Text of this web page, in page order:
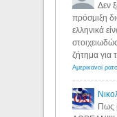
Δεν
πρόσμιξη
ελληνικά
ζήτημα για
Πως